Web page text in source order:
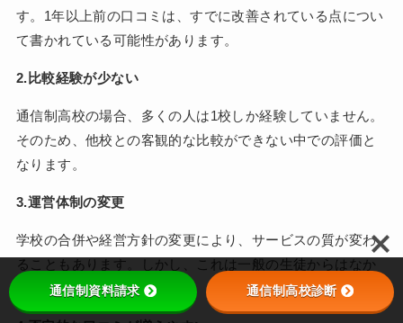
す。1年以上前の口コミは、すでに改善されている点につい
て書かれている可能性があります。
2.比較経験が少ない
通信制高校の場合、多くの人は1校しか経験していません。
そのため、他校との客観的な比較ができない中での評価と
なります。
3.運営体制の変更
学校の合併や経営方針の変更により、サービスの質が変わ
ることもあります。しかし、これは一般の生徒からはなか
なか見えにくい部分です。
通信制資料請求 通信制高校診断